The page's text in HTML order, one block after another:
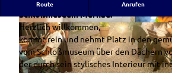
© Christian Amse Angerstr. 12 82445 Schwaige
n Tel.: 0175/1864683
B
u
r
g
Route Anrufen
Schloßmuseum Murnau.
Herzlich willkommen,
kommt rein und nehmt Platz in den
vom Schloßmuseum über den Dächern
der durch sein stylisches Interieur mit